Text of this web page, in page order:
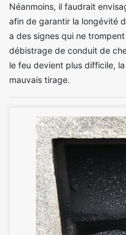
Néanmoins, il faudrait
afin de garantir la longévité
a des signes qui ne
débistrage de conduit de
le feu devient plus difficile,
mauvais tirage.